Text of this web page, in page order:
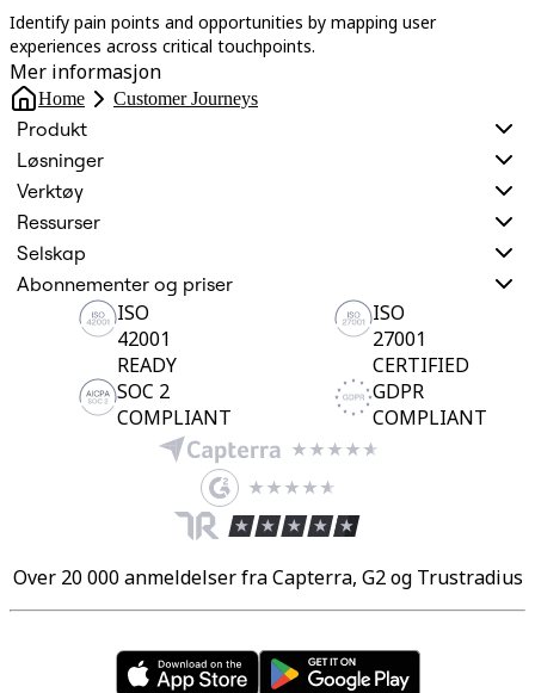
Identify pain points and opportunities by mapping user
experiences across critical touchpoints.
Mer informasjon
Home Customer Journeys
Produkt
Løsninger
Verktøy
Ressurser
Selskap
Abonnementer og priser
ISO
42001
READY
ISO
27001
CERTIFIED
SOC 2
COMPLIANT
GDPR
COMPLIANT
Over 20 000 anmeldelser fra Capterra, G2 og Trustradius